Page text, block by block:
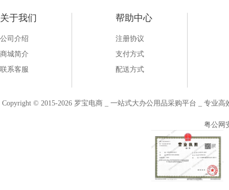
关于我们
公司介绍
商城简介
联系客服
帮助中心
注册协议
支付方式
配送方式
Copyright © 2015-2026 罗宝电商 _ 一站式大办公用品采购平台 _ 专业
粤公网